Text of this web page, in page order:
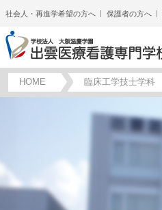
社会人・再進学希望の方へ 保護者の方へ
HOME 臨床工学技士学科